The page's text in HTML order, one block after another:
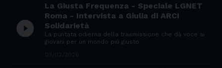
play_circle_filled
La Giusta Frequenza - Speciale LGNET
Roma - Intervista a Giulia di ARCI
Solidarietà
La puntata odierna della trasmissione che dà voce ai
giovani per un mondo più giusto